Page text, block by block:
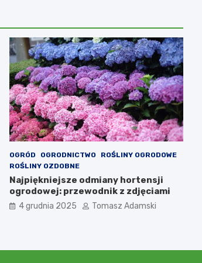
OGRÓD OGRODNICTWO
ROŚLINY OGRODOWE
ROŚLINY OZDOBNE
Najpiękniejsze odmiany hortensji
ogrodowej: przewodnik z zdjęciami
4 grudnia 2025 Tomasz Adamski